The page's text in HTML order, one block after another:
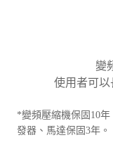
變
使用者可以
*變頻壓縮機保固10
發器、馬達保固3年。